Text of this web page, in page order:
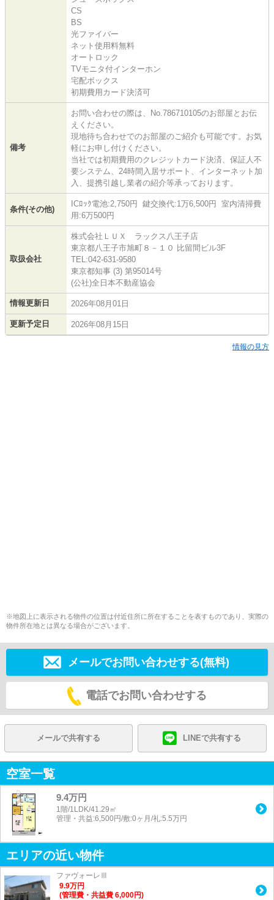
CS
BS
光ファイバー
ネット使用料無料
オートロック
TVモニタ付インターホン
宅配ボックス
初期費用カード決済可
備考
お問い合わせの際は、No.786710105のお部屋とお伝
えください。
現地待ち合わせでのお部屋のご紹介も可能です。お気
軽にお申し付けください。
当社では初期費用のクレジットカード決済、保証人不
要システム、24時間入居サポート、インターネット加
入、提携引越し業者の紹介等承っております。
条件(その他)
ICﾛｯｸ電池:2,750円 鍵交換代:1万6,500円 室内清掃費
用:6万500円
取扱会社
株式会社ＬＵＸ ラックス八王子店
東京都八王子市旭町８－１０ 比留間ビル3F
TEL:042-631-9580
東京都知事 (3) 第95014号
(公社)全日本不動産協会
情報更新日 2026年08月01日
更新予定日 2026年08月15日
情報の見方
※地図上に表示される物件の位置は付近住所に所在することを表すものであり、実際の
物件所在地とは異なる場合がございます。
メールでお問い合わせする(無料)
電話でお問い合わせする
メールで共有する LINEで共有する
空室一覧
9.4万円
1階/1LDK/41.29㎡
管理・共益:6,500円/敷:0ヶ月/礼:5.5万円
エリアの近い物件
ファヴォーレⅢ
9.9万円
(管理費・共益費 6,000円)